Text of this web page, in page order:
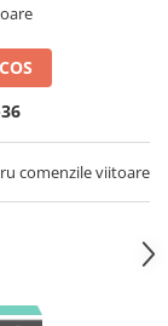
comenzile viitoare